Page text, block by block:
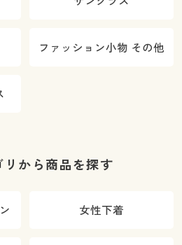
ファッション小物 その他
リから商品を探す
女性下着